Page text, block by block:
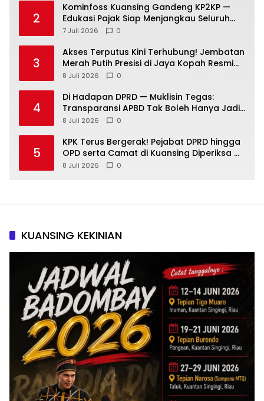
2
Kominfoss Kuansing Gandeng KP2KP —
Edukasi Pajak Siap Menjangkau Seluruh
Masyarakat
7 Juli 2026 0
3
Akses Terputus Kini Terhubung! Jembatan
Merah Putih Presisi di Jaya Kopah Resmi
Berdiri — Polri Buktikan Pembangunan Tak
8 Juli 2026 0
4
Di Hadapan DPRD — Muklisin Tegas:
Transparansi APBD Tak Boleh Hanya Jadi
Slogan!
8 Juli 2026 0
5
KPK Terus Bergerak! Pejabat DPRD hingga
OPD serta Camat di Kuansing Diperiksa —
Suasana Kian Memanas!
8 Juli 2026 0
KUANSING KEKINIAN